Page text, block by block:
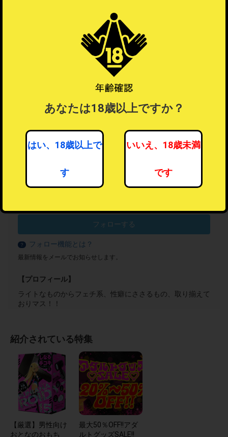
男性向けアダルトグッズ
フォローする
？ フォロー機能とは？
最新情報をメールでお知らせします。
【プロフィール】
ライトなものからフェチ系、性癖にささるもの、取り揃えて
おりマス！！
紹介されている特集
【厳選】男性向け
おとなのおもち
最大50％OFF!!アダ
ルトグッズSALE!!
あなたは18歳以上ですか？
はい、18歳以上で
す
いいえ、18歳未満
です